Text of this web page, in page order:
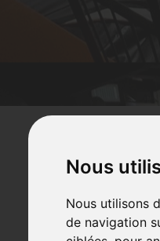
Nous
Nous utilisons
de navigation